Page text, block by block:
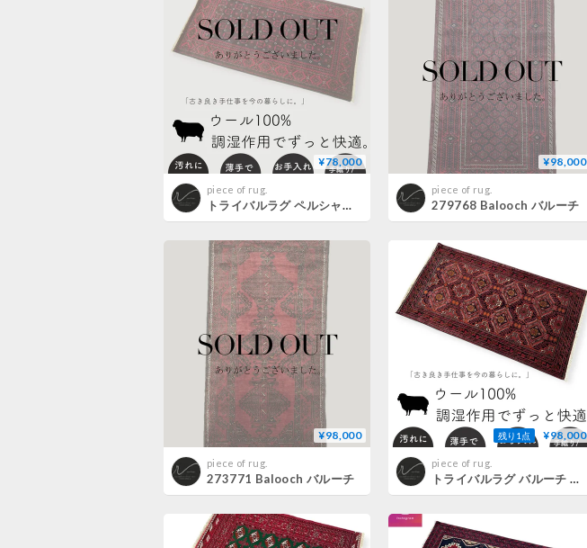
¥78,000
piece of rug.
トライバルラグ ペルシャバルーチ 手織り 273794
¥98,000
piece of rug.
279768 Balooch バルーチ
¥98,000
piece of rug.
273771 Balooch バルーチ
残り1点 ¥98,000
piece of rug.
トライバルラグ バルーチ 手織り 273775 82cmx152cm